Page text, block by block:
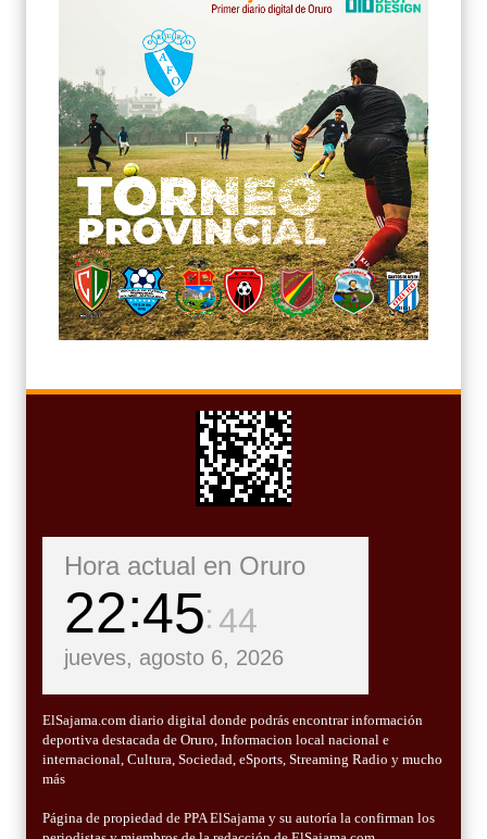
Hora actual en Oruro
22 45 46
jueves, agosto 6, 2026
ElSajama.com diario digital donde podrás encontrar información
deportiva destacada de Oruro, Informacion local nacional e
internacional, Cultura, Sociedad, eSports, Streaming Radio y mucho
más
Página de propiedad de PPA ElSajama y su autoría la confirman los